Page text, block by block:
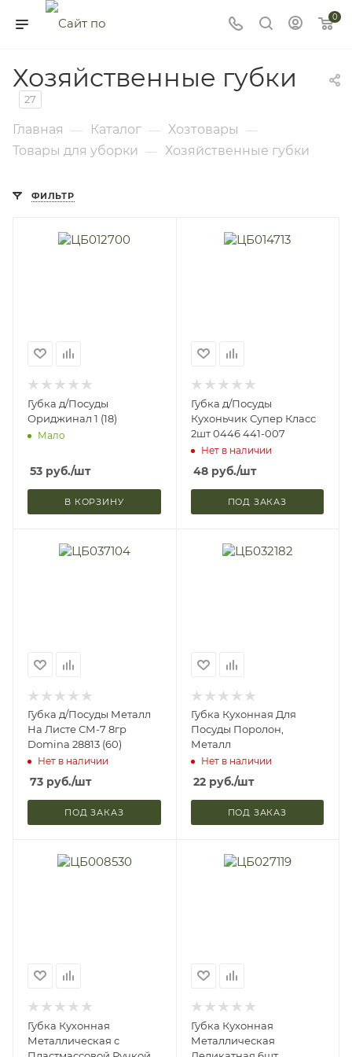
0
Хозяйственные губки
27
Главная — Каталог — Хозтовары —
Товары для уборки — Хозяйственные губки
ФИЛЬТР
Губка д/Посуды
Ориджинал 1 (18)
Мало
53 руб./шт
В КОРЗИНУ
Губка д/Посуды
Кухоньчик Супер Класс
2шт 0446 441-007
Нет в наличии
48руб./шт
ПОД ЗАКАЗ
Губка д/Посуды Металл
На Листе СМ-7 8гр
Domina 28813 (60)
Нет в наличии
73 руб./шт
ПОД ЗАКАЗ
Губка Кухонная Для
Посуды Поролон,
Металл
Нет в наличии
22руб./шт
ПОД ЗАКАЗ
Губка Кухонная
Металлическая с
Губка Кухонная
Металлическая